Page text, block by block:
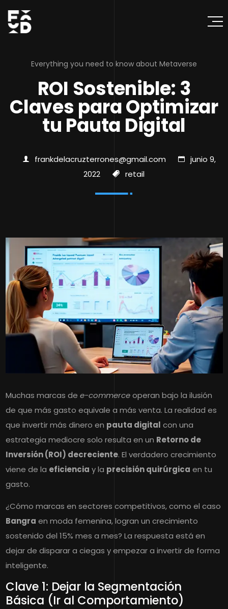
Everything you need to know about Metaverse
ROI Sostenible: 3
Claves para Optimizar
tu Pauta Digital
frankdelacruzterrones@gmail.com
junio 9,
2022
retail
Muchas marcas de e-commerceoperan bajo la ilusión
de que más gasto equivale a más venta. La realidad es
que invertir más dinero en pauta digital con una
estrategia mediocre solo resulta en un Retorno de
Inversión (ROI) decreciente. El verdadero crecimiento
viene de la eficiencia y la precisión quirúrgica en tu
gasto.
¿Cómo marcas en sectores competitivos, como el caso
Bangra en moda femenina, logran un crecimiento
sostenido del 15% mes a mes? La respuesta está en
dejar de disparar a ciegas y empezar a invertir de forma
inteligente.
Clave 1: Dejar la Segmentación
Básica (Ir al Comportamiento)